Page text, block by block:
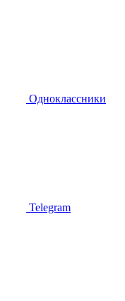
Одноклассники
Telegram